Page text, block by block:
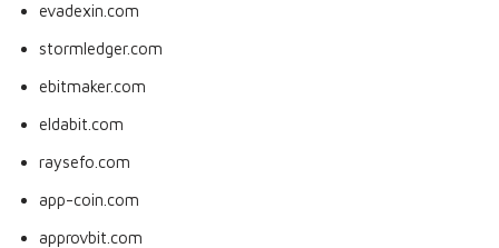
evadexin.com
stormledger.com
ebitmaker.com
eldabit.com
raysefo.com
app-coin.com
approvbit.com